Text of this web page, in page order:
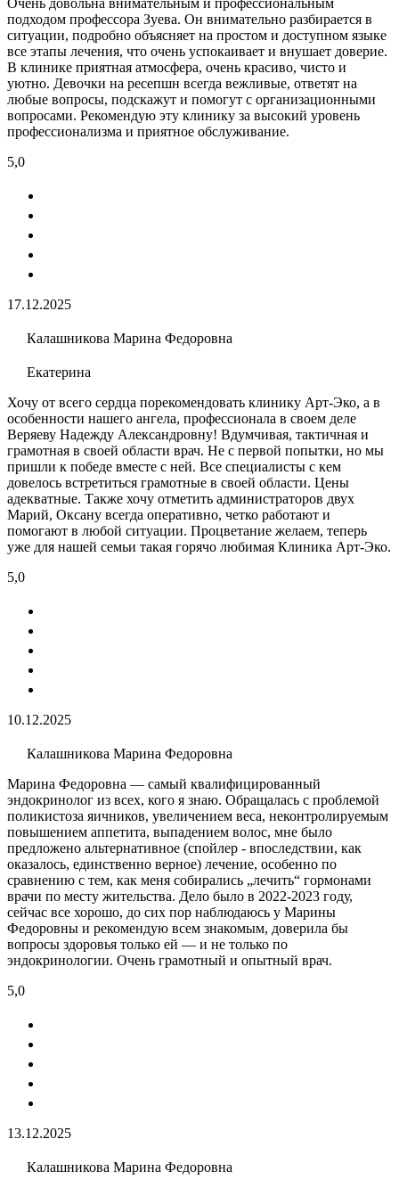
Очень довольна внимательным и профессиональным
подходом профессора Зуева. Он внимательно разбирается в
ситуации, подробно объясняет на простом и доступном языке
все этапы лечения, что очень успокаивает и внушает доверие.
В клинике приятная атмосфера, очень красиво, чисто и
уютно. Девочки на ресепшн всегда вежливые, ответят на
любые вопросы, подскажут и помогут с организационными
вопросами. Рекомендую эту клинику за высокий уровень
профессионализма и приятное обслуживание.
5,0
17.12.2025
Калашникова Марина Федоровна
Екатерина
Хочу от всего сердца порекомендовать клинику Арт-Эко, а в
особенности нашего ангела, профессионала в своем деле
Веряеву Надежду Александровну! Вдумчивая, тактичная и
грамотная в своей области врач. Не с первой попытки, но мы
пришли к победе вместе с ней. Все специалисты с кем
довелось встретиться грамотные в своей области. Цены
адекватные. Также хочу отметить администраторов двух
Марий, Оксану всегда оперативно, четко работают и
помогают в любой ситуации. Процветание желаем, теперь
уже для нашей семьи такая горячо любимая Клиника Арт-Эко.
5,0
10.12.2025
Калашникова Марина Федоровна
Марина Федоровна — самый квалифицированный
эндокринолог из всех, кого я знаю. Обращалась с проблемой
поликистоза яичников, увеличением веса, неконтролируемым
повышением аппетита, выпадением волос, мне было
предложено альтернативное (спойлер - впоследствии, как
оказалось, единственно верное) лечение, особенно по
сравнению с тем, как меня собирались „лечить“ гормонами
врачи по месту жительства. Дело было в 2022-2023 году,
сейчас все хорошо, до сих пор наблюдаюсь у Марины
Федоровны и рекомендую всем знакомым, доверила бы
вопросы здоровья только ей — и не только по
эндокринологии. Очень грамотный и опытный врач.
5,0
13.12.2025
Калашникова Марина Федоровна